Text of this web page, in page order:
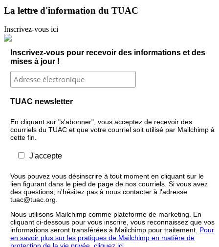
La lettre d'information du TUAC
Inscrivez-vous ici
Inscrivez-vous pour recevoir des informations et des
mises à jour !
TUAC newsletter
En cliquant sur "s'abonner", vous acceptez de recevoir des
courriels du TUAC et que votre courriel soit utilisé par Mailchimp à
cette fin.
J'accepte
Vous pouvez vous désinscrire à tout moment en cliquant sur le
lien figurant dans le pied de page de nos courriels. Si vous avez
des questions, n'hésitez pas à nous contacter à l'adresse
tuac@tuac.org.
Nous utilisons Mailchimp comme plateforme de marketing. En
cliquant ci-dessous pour vous inscrire, vous reconnaissez que vos
informations seront transférées à Mailchimp pour traitement. Pour
en savoir plus sur les pratiques de Mailchimp en matière de